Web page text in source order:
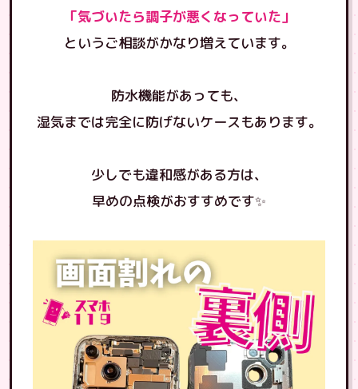
「気づいたら調子が悪くなっていた」
というご相談がかなり増えています。
防水機能があっても、
湿気までは完全に防げないケースもあります。
少しでも違和感がある方は、
早めの点検がおすすめです✨